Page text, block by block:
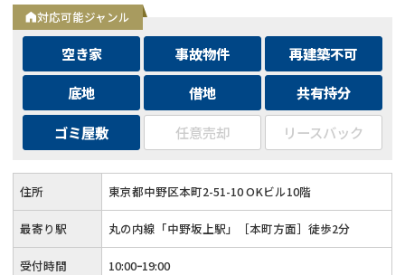
対応可能ジャンル
空き家 事故物件
再建築不可
底地
借地
共有持分
ゴミ屋敷
任意売却 リースバック
住所 東京都中野区本町2-51-10 OKビル10階
最寄り駅 丸の内線「中野坂上駅」［本町方面］徒歩2分
受付時間 10:00ｰ19:00